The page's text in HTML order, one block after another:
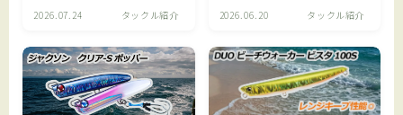
2026.07.24 タックル紹介 2026.06.20 タックル紹介